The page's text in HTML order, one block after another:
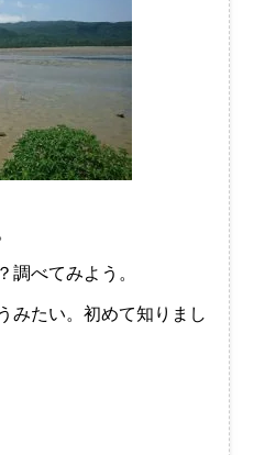
調べてみよう。
みたい。初めて知りまし